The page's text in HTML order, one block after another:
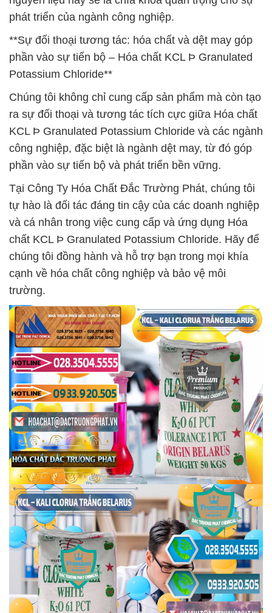
phát triển của ngành công nghiệp.
**Sự đối thoại tương tác: hóa chất và dệt may góp
phần vào sự tiến bộ – Hóa chất KCL Þ Granulated
Potassium Chloride**
Chúng tôi không chỉ cung cấp sản phẩm mà còn tạo
ra sự đối thoại và tương tác tích cực giữa Hóa chất
KCL Þ Granulated Potassium Chloride và các ngành
công nghiệp, đặc biệt là ngành dệt may, từ đó góp
phần vào sự tiến bộ và phát triển bền vững.
Tại Công Ty Hóa Chất Đắc Trường Phát, chúng tôi
tự hào là đối tác đáng tin cậy của các doanh nghiệp
và cá nhân trong việc cung cấp và ứng dụng Hóa
chất KCL Þ Granulated Potassium Chloride. Hãy để
chúng tôi đồng hành và hỗ trợ bạn trong mọi khía
cạnh về hóa chất công nghiệp và bảo vệ môi
trường.